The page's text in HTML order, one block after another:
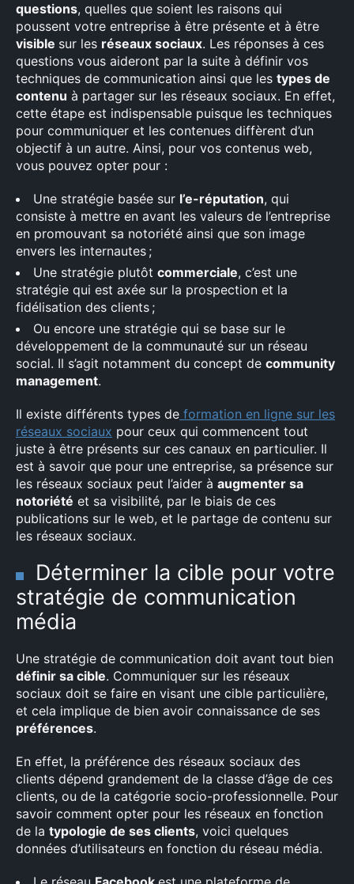
questions, quelles que soient les raisons qui
poussent votre entreprise à être présente et à être
visible sur les réseaux sociaux. Les réponses à ces
questions vous aideront par la suite à définir vos
techniques de communication ainsi que les types de
contenu à partager sur les réseaux sociaux. En effet,
cette étape est indispensable puisque les techniques
pour communiquer et les contenues diffèrent d’un
objectif à un autre. Ainsi, pour vos contenus web,
vous pouvez opter pour :
Une stratégie basée sur l’e-réputation, qui
consiste à mettre en avant les valeurs de l’entreprise
en promouvant sa notoriété ainsi que son image
envers les internautes ;
Une stratégie plutôt commerciale, c’est une
stratégie qui est axée sur la prospection et la
fidélisation des clients ;
Ou encore une stratégie qui se base sur le
développement de la communauté sur un réseau
social. Il s’agit notamment du concept de community
management.
Il existe différents types de formation en ligne sur les
réseaux sociaux pour ceux qui commencent tout
juste à être présents sur ces canaux en particulier. Il
est à savoir que pour une entreprise, sa présence sur
les réseaux sociaux peut l’aider à augmenter sa
notoriété et sa visibilité, par le biais de ces
publications sur le web, et le partage de contenu sur
les réseaux sociaux.
Déterminer la cible pour votre
stratégie de communication
média
Une stratégie de communication doit avant tout bien
définir sa cible. Communiquer sur les réseaux
sociaux doit se faire en visant une cible particulière,
et cela implique de bien avoir connaissance de ses
préférences.
En effet, la préférence des réseaux sociaux des
clients dépend grandement de la classe d’âge de ces
clients, ou de la catégorie socio-professionnelle. Pour
savoir comment opter pour les réseaux en fonction
de la typologie de ses clients, voici quelques
données d’utilisateurs en fonction du réseau média.